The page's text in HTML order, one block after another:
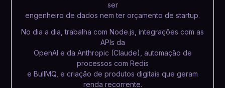
ser
engenheiro de dados nem ter orçamento de startup.
No dia a dia, trabalha com Node.js, integrações com as
APIs da
OpenAI e da Anthropic (Claude), automação de
processos com Redis
e BullMQ, e criação de produtos digitais que geram
renda recorrente.